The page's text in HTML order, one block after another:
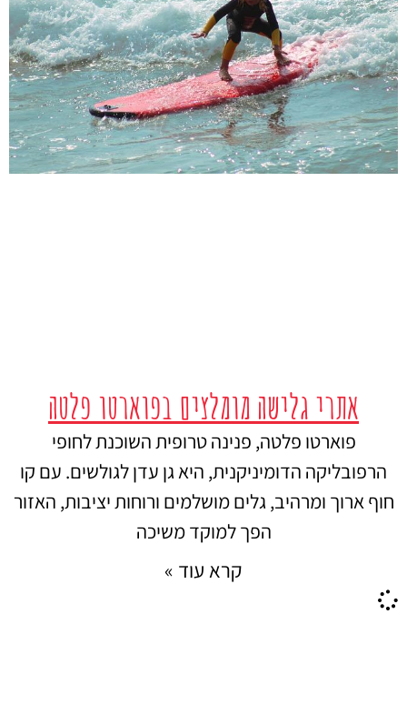
אתרי גלישה מומלצים בפוארטו פלטה
פוארטו פלטה, פנינה טרופית השוכנת לחופי
הרפובליקה הדומיניקנית, היא גן עדן לגולשים. עם קו
חוף ארוך ומרהיב, גלים מושלמים ורוחות יציבות, האזור
הפך למוקד משיכה
קרא עוד »